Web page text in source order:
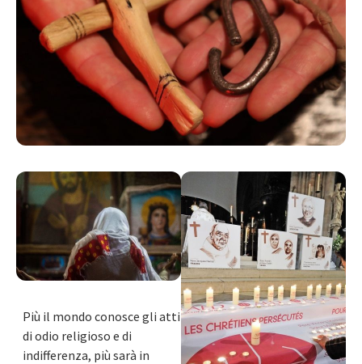
Più il mondo conosce gli atti
di odio religioso e di
indifferenza, più sarà in